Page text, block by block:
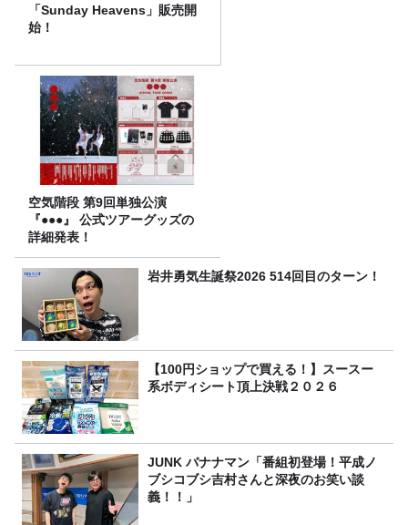
「Sunday Heavens」販売開
始！
空気階段 第9回単独公演
『●●●』 公式ツアーグッズの
詳細発表！
岩井勇気生誕祭2026 514回目のターン！
【100円ショップで買える！】スースー
系ボディシート頂上決戦２０２６
JUNK バナナマン「番組初登場！平成ノ
ブシコブシ吉村さんと深夜のお笑い談
義！！」